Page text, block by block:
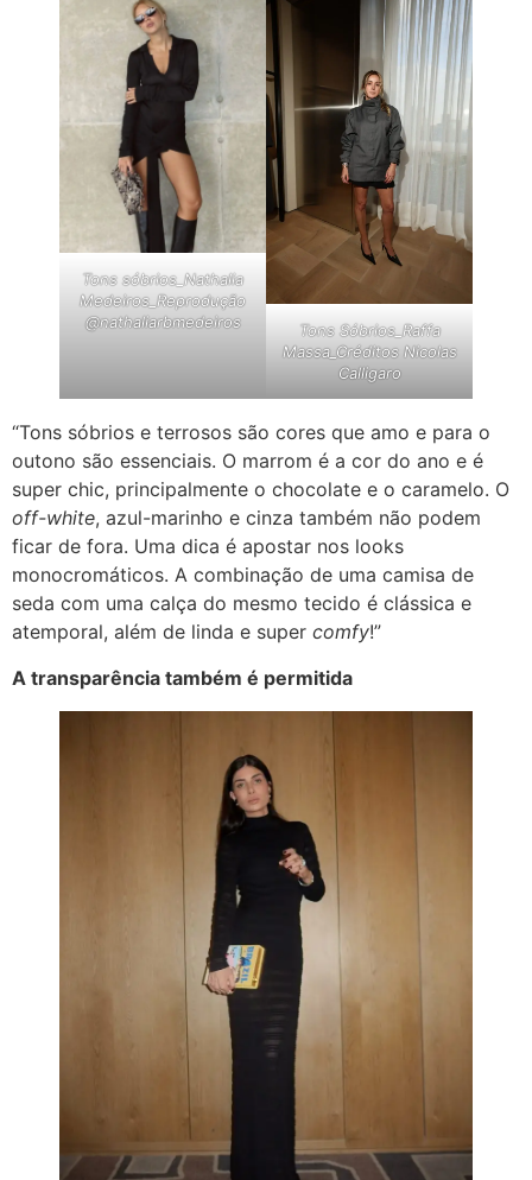
Tons sóbrios_Nathalia
Medeiros_Reprodução
@nathaliarbmedeiros
Tons Sóbrios_Raffa
Massa_Créditos Nicolas
Calligaro
“Tons sóbrios e terrosos são cores que amo e para o
outono são essenciais. O marrom é a cor do ano e é
super chic, principalmente o chocolate e o caramelo. O
off-white, azul-marinho e cinza também não podem
ficar de fora. Uma dica é apostar nos looks
monocromáticos. A combinação de uma camisa de
seda com uma calça do mesmo tecido é clássica e
atemporal, além de linda e super comfy!”
A transparência também é permitida